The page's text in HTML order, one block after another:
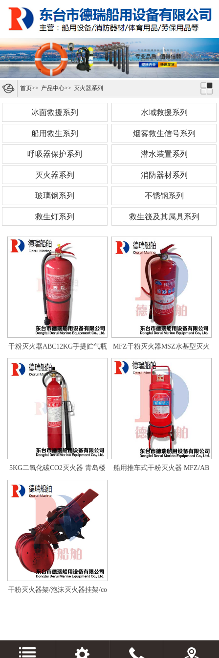
首页>> 产品中心>> 灭火器系列
冰面救援系列 水域救援系列
船用救生系列 烟雾救生信号系列
呼吸器保护系列 潜水装置系列
灭火器系列 消防器材系列
玻璃钢系列 不锈钢系列
救生灯系列 救生筏及其属具系列
干粉灭火器ABC12KG手提贮气瓶
MFZ干粉灭火器MSZ水基型灭火
器MTCO2灭火器
5KG二氧化碳CO2灭火器 青岛楼
山 MT5灭火器
船用推车式干粉灭火器 MFZ/AB
干粉灭火器架/泡沫灭火器挂架/co